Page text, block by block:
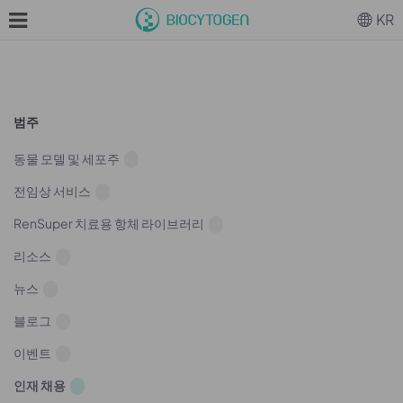
범주
동물 모델 및 세포주
전임상 서비스
RenSuper 치료용 항체 라이브러리
리소스
뉴스
블로그
이벤트
인재 채용
KR